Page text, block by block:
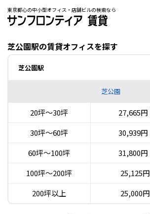
東京都心の中小型オフィス・店舗ビルの検索なら
芝公園駅の賃貸オフィスを探す
芝公園駅
芝公園
20坪〜30坪 27,665円
30坪〜60坪
30,939円
60坪〜100坪
31,800円
100坪〜200坪
25,125円
200坪以上
25,000円